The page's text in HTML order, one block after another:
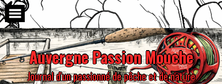
Skip
to
content
Auvergne Passion Mouche
Journal d'un passionné de pêche et de nature